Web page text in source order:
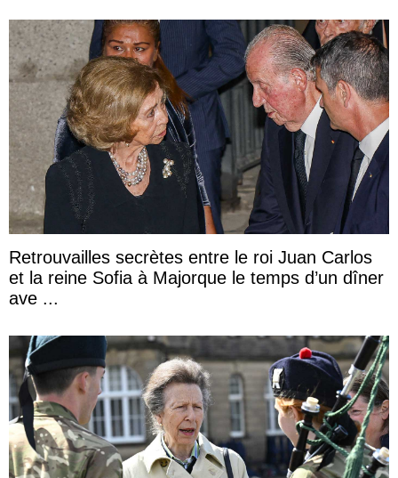
Retrouvailles secrètes entre le roi Juan Carlos
et la reine Sofia à Majorque le temps d’un dîner
ave ...